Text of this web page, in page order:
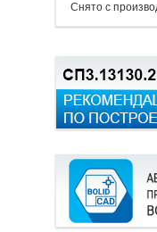
Снято с